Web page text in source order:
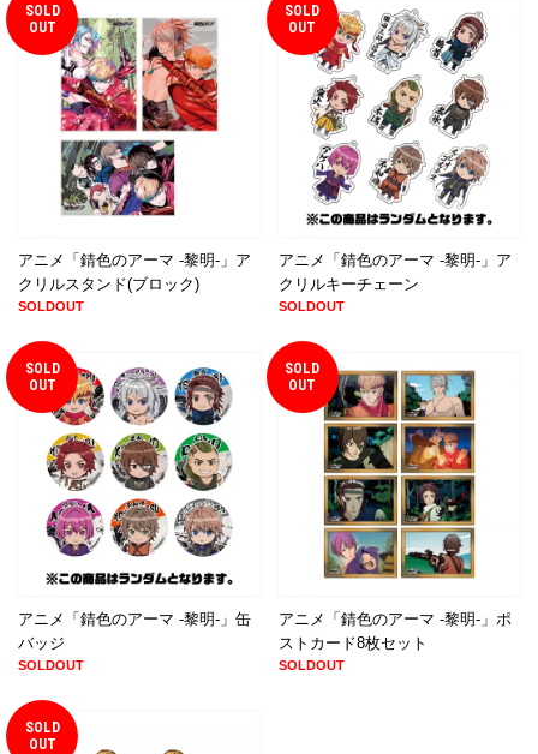
SOLD
OUT
アニメ「錆色のアーマ -黎明-」ア
クリルスタンド(ブロック)
SOLDOUT
SOLD
OUT
アニメ「錆色のアーマ -黎明-」ア
クリルキーチェーン
SOLDOUT
SOLD
OUT
アニメ「錆色のアーマ -黎明-」缶
バッジ
SOLDOUT
SOLD
OUT
アニメ「錆色のアーマ -黎明-」ポ
ストカード8枚セット
SOLDOUT
SOLD
OUT